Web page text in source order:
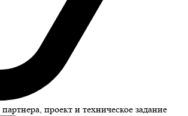
проект и техническое задание